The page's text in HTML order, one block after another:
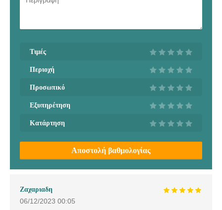
Τιμές
Περιοχή
Προσωπικό
Εξυπηρέτηση
Κατάρτηση
Αποστολή βαθμολογίας
Ζαχαριαδη
06/12/2023 00:05